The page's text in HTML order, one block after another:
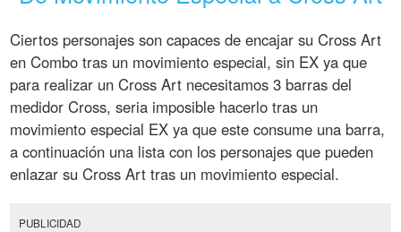
Ciertos personajes son capaces de encajar su Cross Art
en Combo tras un movimiento especial, sin EX ya que
para realizar un Cross Art necesitamos 3 barras del
medidor Cross, seria imposible hacerlo tras un
movimiento especial EX ya que este consume una barra,
a continuación una lista con los personajes que pueden
enlazar su Cross Art tras un movimiento especial.
PUBLICIDAD